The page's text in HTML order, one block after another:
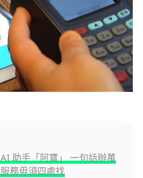
助手「阿寶」 一句話辦萬
務毋須四處找